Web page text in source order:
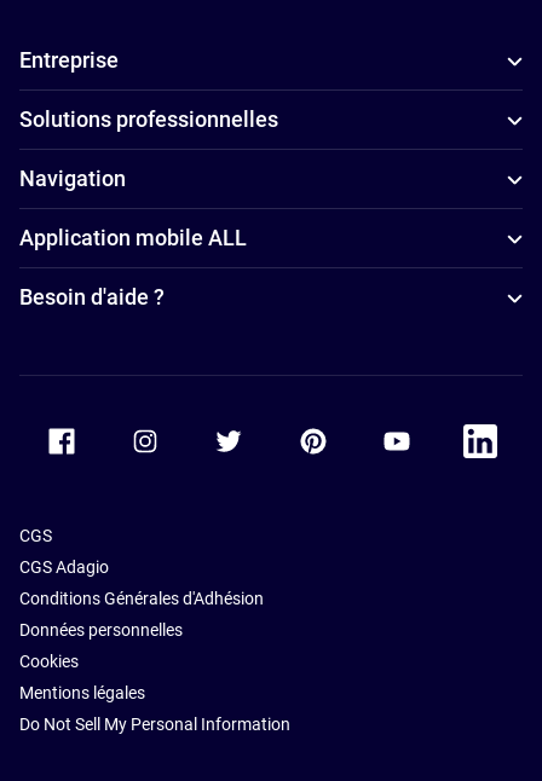
Entreprise
Solutions professionnelles
Navigation
Application mobile ALL
Besoin d'aide ?
Accor Facebook Accor TwitterAccor PinterestAccor Youtube
Accor
CGS
CGS Adagio
Conditions Générales d'Adhésion
Données personnelles
Cookies
Mentions légales
Do Not Sell My Personal Information